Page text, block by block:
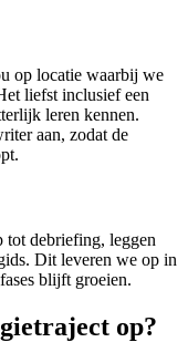
op locatie waarbij we
liefst inclusief een
leren kennen.
aan, zodat de
debriefing, leggen
Dit leveren we op in
blijft groeien.
op?